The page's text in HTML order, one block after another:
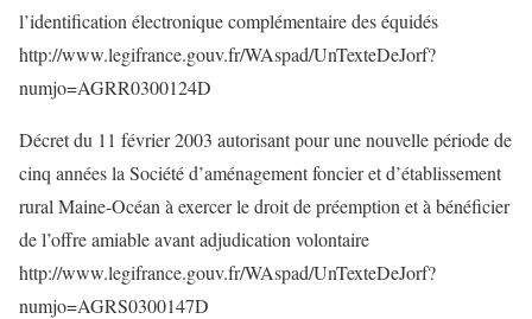
l’identification électronique complémentaire des équidés
http://www.legifrance.gouv.fr/WAspad/UnTexteDeJorf?
numjo=AGRR0300124D
Décret du 11 février 2003 autorisant pour une nouvelle période de
cinq années la Société d’aménagement foncier et d’établissement
rural Maine-Océan à exercer le droit de préemption et à bénéficier
de l’offre amiable avant adjudication volontaire
http://www.legifrance.gouv.fr/WAspad/UnTexteDeJorf?
numjo=AGRS0300147D